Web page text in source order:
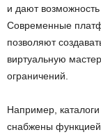
и дают
Современные
позволяют
виртуальную
ограничений.
Например,
снабжены функцией